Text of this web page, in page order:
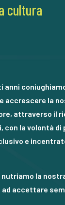
cultura
anni
accrescere la
attraverso il
con la volontà di
e
nutriamo la
ad accettare